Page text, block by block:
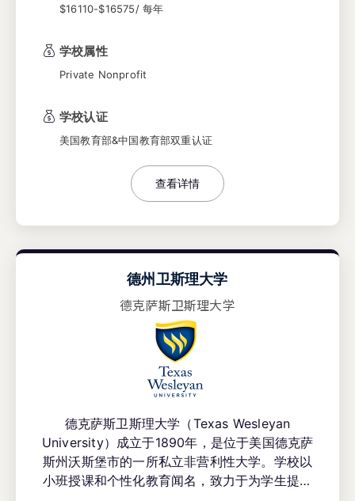
免费教育。大学于1865年成立，至今为部落后裔
$16110-$16575/ 每年
学校属性
Private Nonprofit
学校认证
美国教育部&中国教育部双重认证
查看详情
德州卫斯理大学
德克萨斯卫斯理大学
德克萨斯卫斯理大学（Texas Wesleyan
University）成立于1890年，是位于美国德克萨
斯州沃斯堡市的一所私立非营利性大学。学校以
小班授课和个性化教育闻名，致力于为学生提供